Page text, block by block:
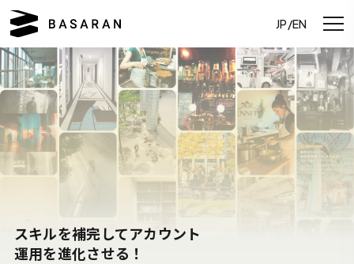
JP/EN
スキルを補完してアカウント
運用を進化させる！